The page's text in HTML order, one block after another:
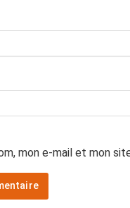
mon e-mail et mon